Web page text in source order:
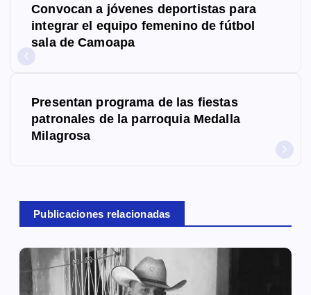
n
Convocan a jóvenes deportistas para
integrar el equipo femenino de fútbol
sala de Camoapa
Presentan programa de las fiestas
patronales de la parroquia Medalla
Milagrosa
Publicaciones relacionadas